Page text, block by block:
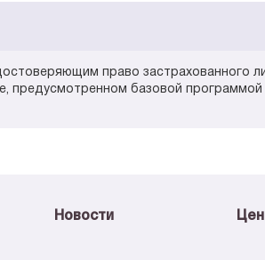
право застрахованного
базовой программой
Новости